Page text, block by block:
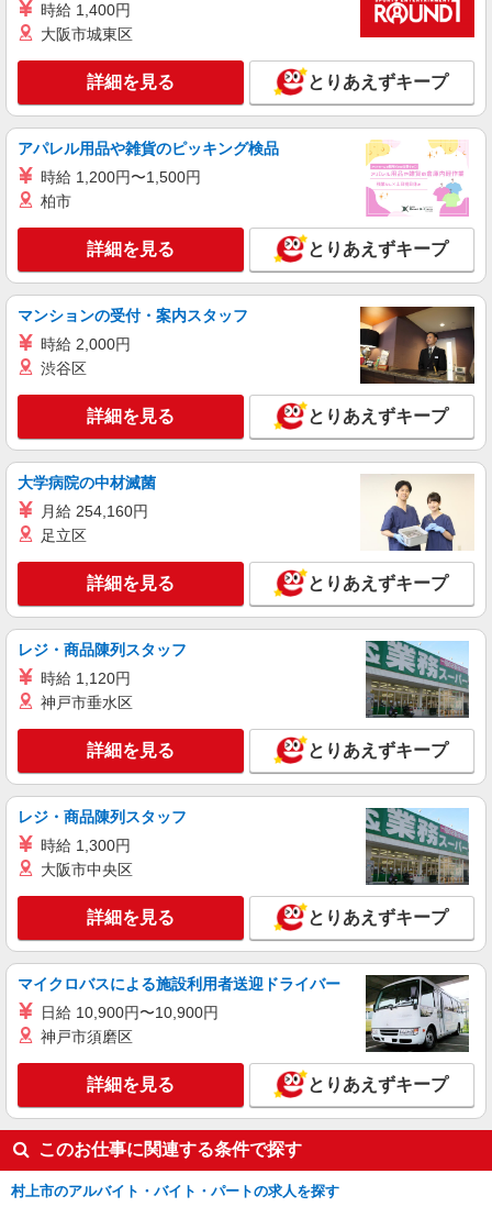
時給 1,400円
大阪市城東区
詳細を見る とりあえずキープ
アパレル用品や雑貨のピッキング検品
時給 1,200円〜1,500円
柏市
詳細を見る とりあえずキープ
マンションの受付・案内スタッフ
時給 2,000円
渋谷区
詳細を見る とりあえずキープ
大学病院の中材滅菌
月給 254,160円
足立区
詳細を見る とりあえずキープ
レジ・商品陳列スタッフ
時給 1,120円
神戸市垂水区
詳細を見る とりあえずキープ
レジ・商品陳列スタッフ
時給 1,300円
大阪市中央区
詳細を見る とりあえずキープ
マイクロバスによる施設利用者送迎ドライバー
日給 10,900円〜10,900円
神戸市須磨区
詳細を見る とりあえずキープ
このお仕事に関連する条件で探す
村上市のアルバイト・バイト・パートの求人を探す